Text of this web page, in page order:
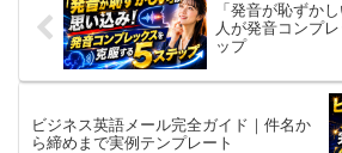
「発音が恥ずか
人が発音コンプ
ップ
ビジネス英語メール完全ガイド｜件名か
ら締めまで実例テンプレート